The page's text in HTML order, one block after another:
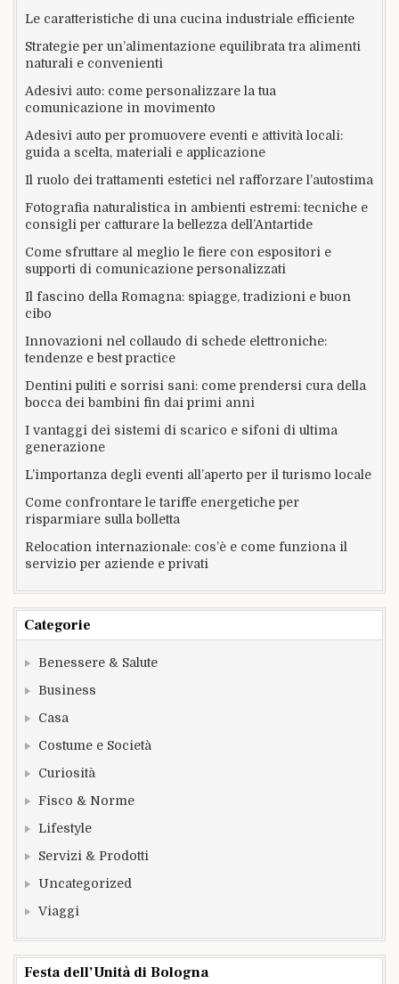
Le caratteristiche di una cucina industriale efficiente
Strategie per un’alimentazione equilibrata tra alimenti
naturali e convenienti
Adesivi auto: come personalizzare la tua
comunicazione in movimento
Adesivi auto per promuovere eventi e attività locali:
guida a scelta, materiali e applicazione
Il ruolo dei trattamenti estetici nel rafforzare l’autostima
Fotografia naturalistica in ambienti estremi: tecniche e
consigli per catturare la bellezza dell’Antartide
Come sfruttare al meglio le fiere con espositori e
supporti di comunicazione personalizzati
Il fascino della Romagna: spiagge, tradizioni e buon
cibo
Innovazioni nel collaudo di schede elettroniche:
tendenze e best practice
Dentini puliti e sorrisi sani: come prendersi cura della
bocca dei bambini fin dai primi anni
I vantaggi dei sistemi di scarico e sifoni di ultima
generazione
L’importanza degli eventi all’aperto per il turismo locale
Come confrontare le tariffe energetiche per
risparmiare sulla bolletta
Relocation internazionale: cos’è e come funziona il
servizio per aziende e privati
Categorie
Benessere & Salute
Business
Casa
Costume e Società
Curiosità
Fisco & Norme
Lifestyle
Servizi & Prodotti
Uncategorized
Viaggi
Festa dell’Unità di Bologna